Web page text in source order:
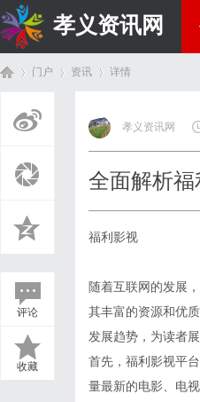
孝义资讯网
门户 资讯
›
详情
评论
收藏
孝义资讯网
全面解析
福利影视
随着互联网的发展
其丰富的资源和优
发展趋势，为读者
首先，福利影视平
量最新的电影、电